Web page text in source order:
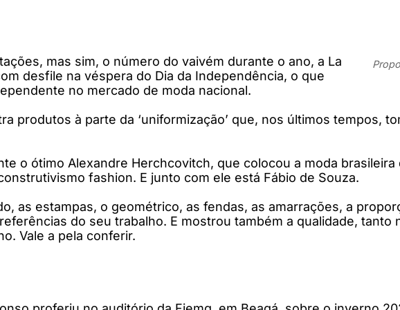
mas sim, o número do vaivém durante o ano, a La
desfile na véspera do Dia da Independência, o que
no mercado de moda nacional.
produtos à parte da ‘uniformização’ que, nos últimos tempos,
o ótimo Alexandre Herchcovitch, que colocou a moda brasileira
fashion. E junto com ele está Fábio de Souza.
as estampas, o geométrico, as fendas, as amarrações, a
do seu trabalho. E mostrou também a qualidade, tanto
Vale a pela conferir.